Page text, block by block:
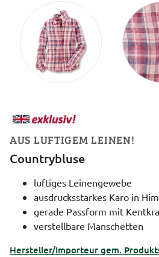
AUS LUFTIGEM LEINEN!
Countrybluse
luftiges Leinengewebe
ausdrucksstarkes Karo in
gerade Passform mit
verstellbare Manschetten
Hersteller/Importeur gem.